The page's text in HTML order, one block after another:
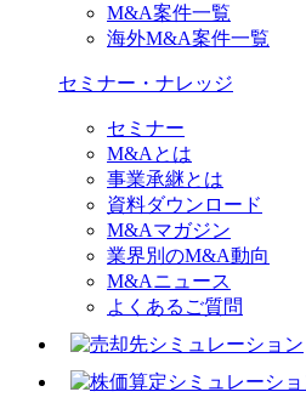
M&A案件一覧
海外M&A案件一覧
セミナー・ナレッジ
セミナー
M&Aとは
事業承継とは
資料ダウンロード
M&Aマガジン
業界別のM&A動向
M&Aニュース
よくあるご質問